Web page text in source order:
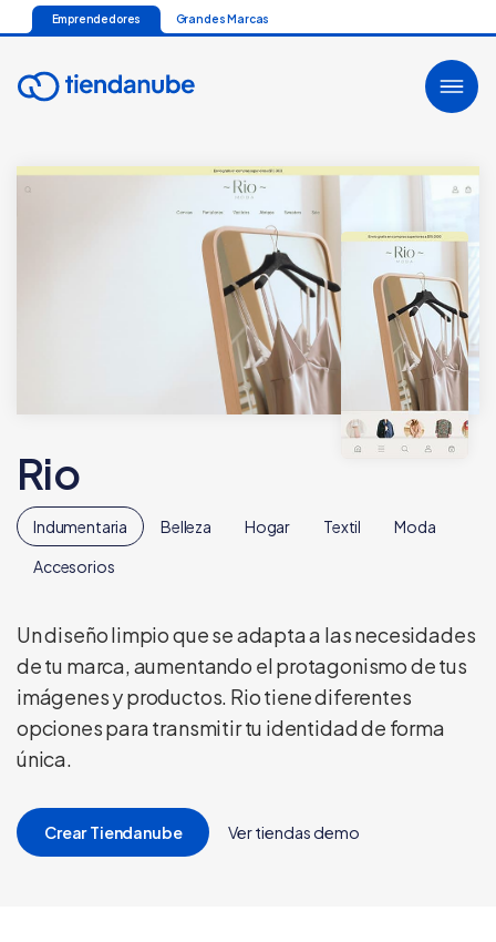
Emprendedores Grandes Marcas
Rio
Indumentaria Belleza Hogar Textil
Moda
Accesorios
Un diseño limpio que se adapta a las necesidades
de tu marca, aumentando el protagonismo de tus
imágenes y productos. Rio tiene diferentes
opciones para transmitir tu identidad de forma
única.
Crear Tiendanube Ver tiendas demo